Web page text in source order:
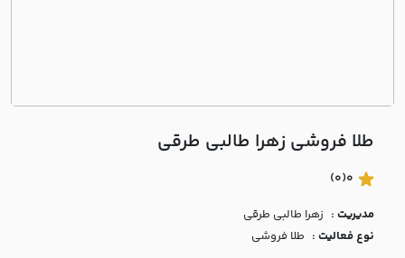
درباره
با ما
مقالات
طلا فروشی زهرا طالبي طرقي
0
(0)
مدیریت : زهرا طالبي طرقي
نوع فعالیت : طلا فروشی